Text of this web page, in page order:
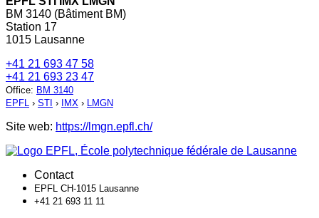
BM 3140 (Bâtiment BM)
Station 17
1015 Lausanne
+41 21 693 47 58
+41 21 693 23 47
Office: BM 3140
EPFL › STI › IMX › LMGN
Site web: https://lmgn.epfl.ch/
Contact
EPFL CH-1015 Lausanne
+41 21 693 11 11